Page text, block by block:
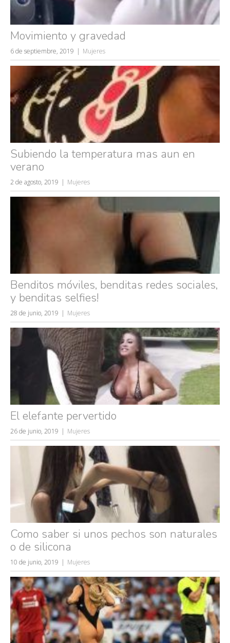
Búsquedas populares
mujeres guapas
volver a nacer
caídas
fails
Movimiento y gravedad
6 de septiembre, 2019 Mujeres
Subiendo la temperatura mas aun en
verano
2 de agosto, 2019 Mujeres
Benditos móviles, benditas redes sociales,
y benditas selfies!
28 de junio, 2019 Mujeres
El elefante pervertido
26 de junio, 2019 Mujeres
Como saber si unos pechos son naturales
o de silicona
10 de junio, 2019 Mujeres